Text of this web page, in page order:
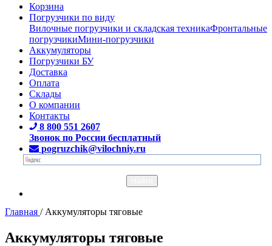
Корзина
Погрузчики по виду
Вилочные погрузчики и складская техникаФронтальные
погрузчикиМини-погрузчики
Аккумуляторы
Погрузчики БУ
Доставка
Оплата
Склады
О компании
Контакты
8 800 551 2607
Звонок по России бесплатный
pogruzchik@vilochniy.ru
Главная / Аккумуляторы тяговые
Аккумуляторы тяговые